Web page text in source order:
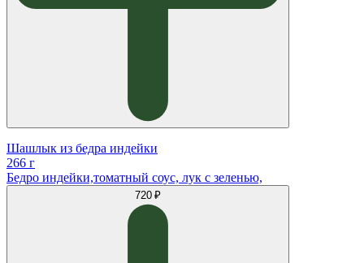
Шашлык из бедра индейки
266 г
Бедро индейки,томатный соус, лук с зеленью,
720 ₽